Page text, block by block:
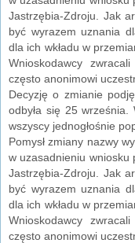
Jastrzębia-Zdroju. Jak
być wyrazem uznania
dla ich wkładu w
Wnioskodawcy
często anonimowi
Decyzję o zmianie
odbyła się 25 września.
wszyscy jednogłośnie
Pomysł zmiany nazwy
w uzasadnieniu wniosku
Jastrzębia-Zdroju. Jak
być wyrazem uznania
dla ich wkładu w
Wnioskodawcy
często anonimowi